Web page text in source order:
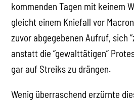
kommenden Tagen mit keinem
gleicht einem Kniefall vor
zuvor abgegebenen Aufruf, sich
anstatt die “gewalttätigen”
gar auf Streiks zu drängen.
Wenig überraschend erzürnte